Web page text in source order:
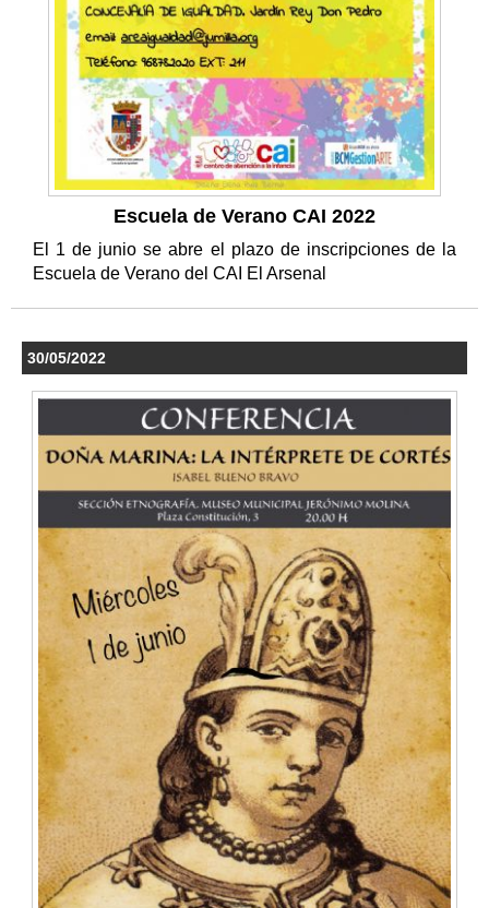
Escuela de Verano CAI 2022
El 1 de junio se abre el plazo de inscripciones de la
Escuela de Verano del CAI El Arsenal
30/05/2022